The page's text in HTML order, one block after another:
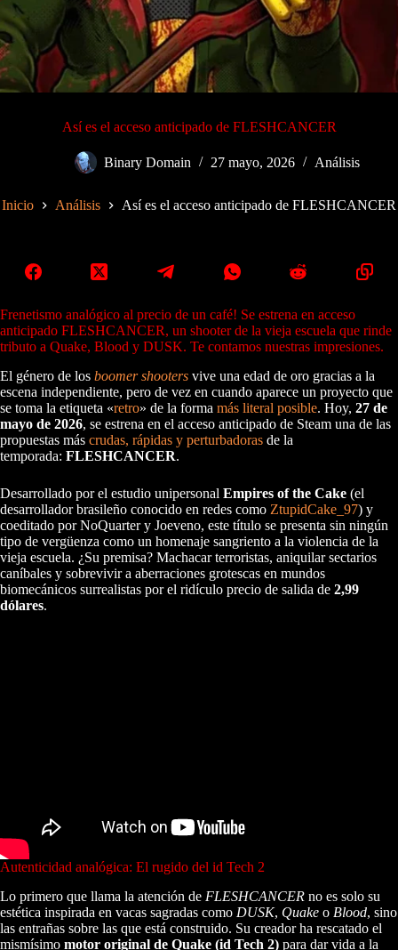
Así es el acceso anticipado de FLESHCANCER
Binary Domain 27 mayo, 2026 Análisis
Inicio Análisis Así es el acceso anticipado de FLESHCANCER
Frenetismo analógico al precio de un café! Se estrena en acceso
anticipado FLESHCANCER, un shooter de la vieja escuela que rinde
tributo a Quake, Blood y DUSK. Te contamos nuestras impresiones.
El género de los boomer shooters vive una edad de oro gracias a la
escena independiente, pero de vez en cuando aparece un proyecto que
se toma la etiqueta «retro» de la forma más literal posible. Hoy, 27 de
mayo de 2026, se estrena en el acceso anticipado de Steam una de las
propuestas más crudas, rápidas y perturbadoras de la
temporada: FLESHCANCER.
Desarrollado por el estudio unipersonal Empires of the Cake (el
desarrollador brasileño conocido en redes como ZtupidCake_97) y
coeditado por NoQuarter y Joeveno, este título se presenta sin ningún
tipo de vergüenza como un homenaje sangriento a la violencia de la
vieja escuela. ¿Su premisa? Machacar terroristas, aniquilar sectarios
caníbales y sobrevivir a aberraciones grotescas en mundos
biomecánicos surrealistas por el ridículo precio de salida de 2,99
dólares.
Autenticidad analógica: El rugido del id Tech 2
Lo primero que llama la atención de FLESHCANCER no es solo su
estética inspirada en vacas sagradas como DUSK, Quake o Blood, sino
las entrañas sobre las que está construido. Su creador ha rescatado el
mismísimo motor original de Quake (id Tech 2) para dar vida a la